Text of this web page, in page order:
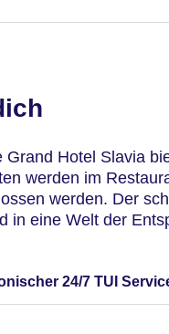
Grand Hotel Slavia
werden im
werden. Der
in eine Welt der
24/7 TUI